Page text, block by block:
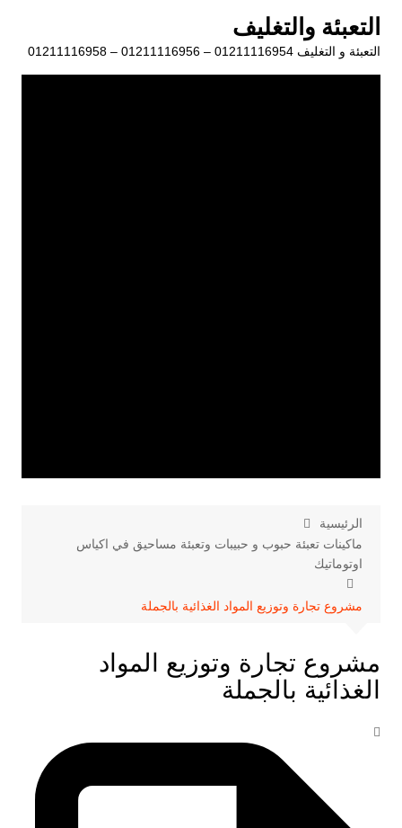
المحتوى
التعبئة والتغليف
التعبئة و التغليف 01211116954 – 01211116956 – 01211116958
الرئيسية
ماكينات تعبئة حبوب و حبيبات وتعبئة مساحيق في اكياس
اوتوماتيك
مشروع تجارة وتوزيع المواد الغذائية بالجملة
مشروع تجارة وتوزيع المواد
الغذائية بالجملة